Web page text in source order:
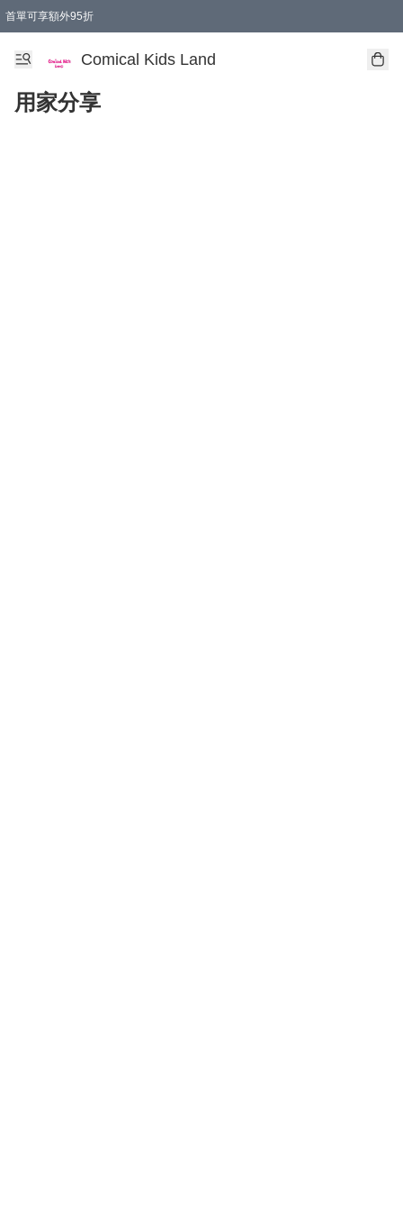
首單可享額外95折
Comical Kids Land
用家分享